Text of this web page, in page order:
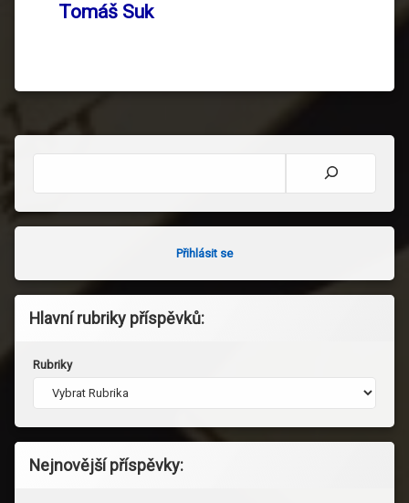
Tomáš Suk
Přihlásit se
Hlavní rubriky příspěvků:
Rubriky
Nejnovější příspěvky: